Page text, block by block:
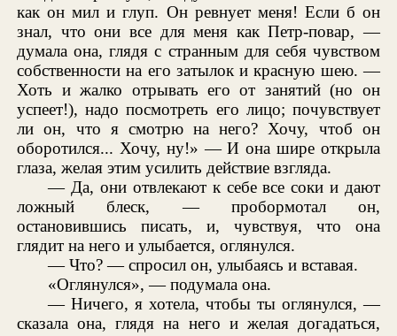
как он мил и глуп. Он ревнует меня! Если б он
знал, что они все для меня как Петр-повар, —
думала она, глядя с странным для себя чувством
собственности на его затылок и красную шею. —
Хоть и жалко отрывать его от занятий (но он
успеет!), надо посмотреть его лицо; почувствует
ли он, что я смотрю на него? Хочу, чтоб он
оборотился... Хочу, ну!» — И она шире открыла
глаза, желая этим усилить действие взгляда.
— Да, они отвлекают к себе все соки и дают
ложный блеск, — пробормотал он,
остановившись писать, и, чувствуя, что она
глядит на него и улыбается, оглянулся.
— Что? — спросил он, улыбаясь и вставая.
«Оглянулся», — подумала она.
— Ничего, я хотела, чтобы ты оглянулся, —
сказала она, глядя на него и желая догадаться,